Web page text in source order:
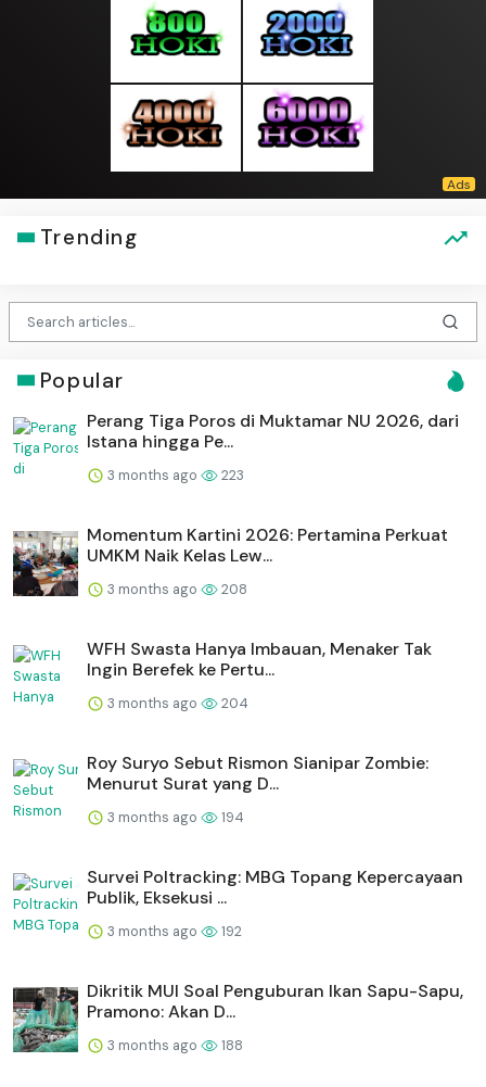
Trending
Popular
Perang Tiga Poros di Muktamar NU 2026, dari
Istana hingga Pe...
3 months ago 223
Momentum Kartini 2026: Pertamina Perkuat
UMKM Naik Kelas Lew...
3 months ago 208
WFH Swasta Hanya Imbauan, Menaker Tak
Ingin Berefek ke Pertu...
3 months ago 204
Roy Suryo Sebut Rismon Sianipar Zombie:
Menurut Surat yang D...
3 months ago 194
Survei Poltracking: MBG Topang Kepercayaan
Publik, Eksekusi ...
3 months ago 192
Dikritik MUI Soal Penguburan Ikan Sapu-Sapu,
Pramono: Akan D...
3 months ago 188